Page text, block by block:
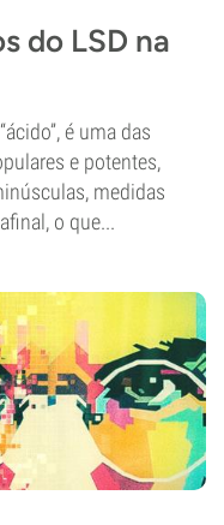
do LSD na
é uma das
e potentes,
medidas
o que...